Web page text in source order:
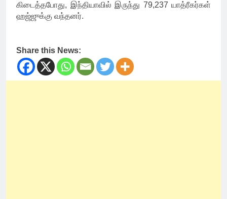
கிடைத்தபோது, ​​இந்தியாவில் இருந்து 79,237 யாத்ரீகர்கள்
ஹஜ்ஜுக்கு வந்தனர்.
Share this News: